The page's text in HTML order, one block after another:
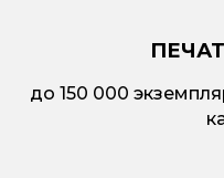
до 150 000